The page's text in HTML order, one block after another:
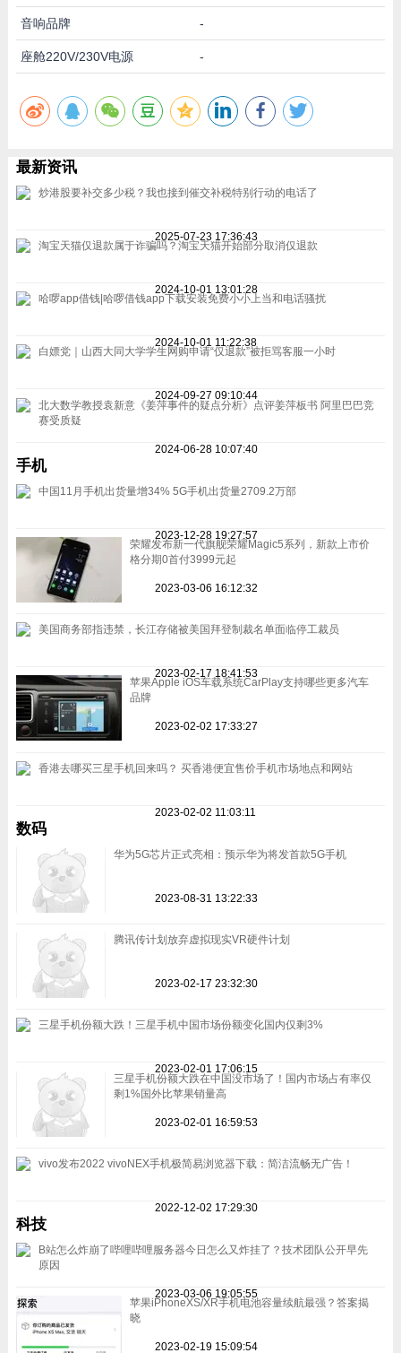
音响品牌 -
座舱220V/230V电源 -
最新资讯
炒港股要补交多少税？我也接到催交补税特别行动的电话了
2025-07-23 17:36:43
淘宝天猫仅退款属于诈骗吗？淘宝天猫开始部分取消仅退款
2024-10-01 13:01:28
哈啰app借钱|哈啰借钱app下载安装免费小小上当和电话骚扰
2024-10-01 11:22:38
白嫖党｜山西大同大学学生网购申请“仅退款”被拒骂客服一小时
2024-09-27 09:10:44
北大数学教授袁新意《姜萍事件的疑点分析》点评姜萍板书 阿里巴巴竞
赛受质疑
2024-06-28 10:07:40
手机
中国11月手机出货量增34% 5G手机出货量2709.2万部
2023-12-28 19:27:57
荣耀发布新一代旗舰荣耀Magic5系列，新款上市价
格分期0首付3999元起
2023-03-06 16:12:32
美国商务部指违禁，长江存储被美国拜登制裁名单面临停工裁员
2023-02-17 18:41:53
苹果Apple iOS车载系统CarPlay支持哪些更多汽车
品牌
2023-02-02 17:33:27
香港去哪买三星手机回来吗？ 买香港便宜售价手机市场地点和网站
2023-02-02 11:03:11
数码
华为5G芯片正式亮相：预示华为将发首款5G手机
2023-08-31 13:22:33
腾讯传计划放弃虚拟现实VR硬件计划
2023-02-17 23:32:30
三星手机份额大跌！三星手机中国市场份额变化国内仅剩3%
2023-02-01 17:06:15
三星手机份额大跌在中国没市场了！国内市场占有率仅
剩1%国外比苹果销量高
2023-02-01 16:59:53
vivo发布2022 vivoNEX手机极简易浏览器下载：简洁流畅无广告！
2022-12-02 17:29:30
科技
B站怎么炸崩了哔哩哔哩服务器今日怎么又炸挂了？技术团队公开早先
原因
2023-03-06 19:05:55
苹果iPhoneXS/XR手机电池容量续航最强？答案揭
晓
2023-02-19 15:09:54